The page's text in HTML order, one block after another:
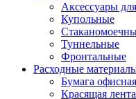
Аксессуары
Купольные
Туннельные
Фронтальные
Расходные
Бумага офисная
Красящая